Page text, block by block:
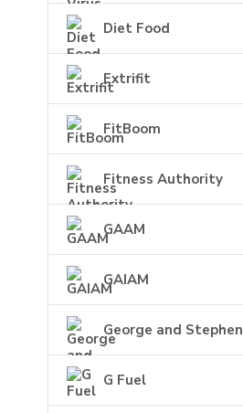
Diet Food
Extrifit
FitBoom
Fitness Authority
GAAM
GAIAM
George and Stephen
G Fuel